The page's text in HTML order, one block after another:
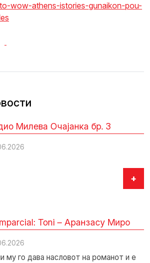
wow-athens-istories-gunaikon-pou-
Милева Очајанка бр. 3
+
Toni – Аранзасу Миро
му го дава насловот на романот и е